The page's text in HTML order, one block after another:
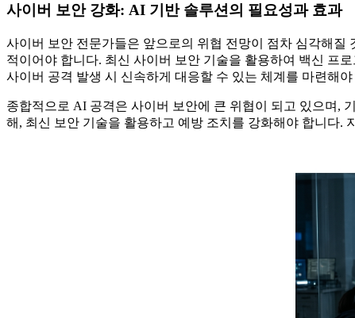
사이버 보안 강화: AI 기반 솔루션의 필요성과 효과
사이버 보안 전문가들은 앞으로의 위협 전망이 점차 심각해
적이어야 합니다. 최신 사이버 보안 기술을 활용하여 백신 프
사이버 공격 발생 시 신속하게 대응할 수 있는 체계를 마련해야
종합적으로 AI 공격은 사이버 보안에 큰 위협이 되고 있으며,
해, 최신 보안 기술을 활용하고 예방 조치를 강화해야 합니다.